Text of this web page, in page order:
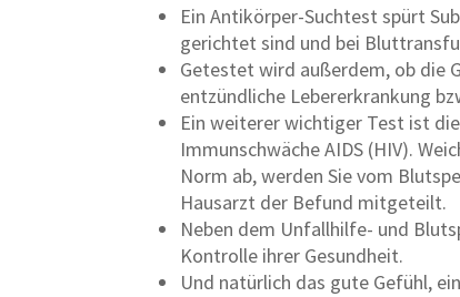
Ein Antikörper-Suchtest spürt
gerichtet sind und bei
Getestet wird außerdem, ob die
entzündliche Lebererkrankung
Ein weiterer wichtiger Test ist
Immunschwäche AIDS (HIV).
Norm ab, werden Sie vom
Hausarzt der Befund mitgeteilt.
Neben dem Unfallhilfe- und
Kontrolle ihrer Gesundheit.
Und natürlich das gute Gefühl,